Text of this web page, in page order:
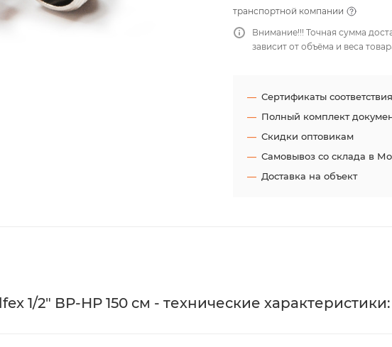
транспортной компании
Внимание!!! Точная сумма
зависит от объёма и веса
Сертификаты соответствия
Полный комплект
Скидки оптовикам
Самовывоз со склада в
Доставка на объект
1/2" ВР-НР 150 см - технические характеристики: